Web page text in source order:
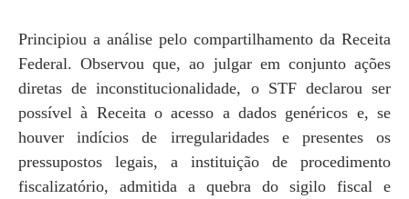
Principiou a análise pelo compartilhamento da Receita
Federal. Observou que, ao julgar em conjunto ações
diretas de inconstitucionalidade, o STF declarou ser
possível à Receita o acesso a dados genéricos e, se
houver indícios de irregularidades e presentes os
pressupostos legais, a instituição de procedimento
fiscalizatório, admitida a quebra do sigilo fiscal e